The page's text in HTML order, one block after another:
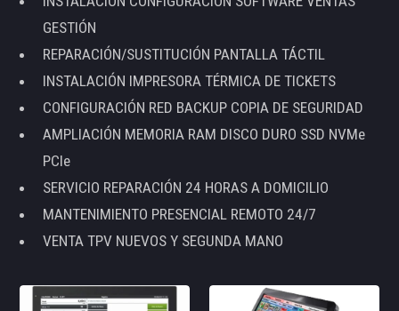
GESTIÓN
REPARACIÓN/SUSTITUCIÓN PANTALLA TÁCTIL
INSTALACIÓN IMPRESORA TÉRMICA DE TICKETS
CONFIGURACIÓN RED BACKUP COPIA DE SEGURIDAD
AMPLIACIÓN MEMORIA RAM DISCO DURO SSD NVMe
PCIe
SERVICIO REPARACIÓN 24 HORAS A DOMICILIO
MANTENIMIENTO PRESENCIAL REMOTO 24/7
VENTA TPV NUEVOS Y SEGUNDA MANO